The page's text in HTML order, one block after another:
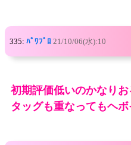
335: ﾊﾟﾜﾌﾟﾛ 21/10/06(水):10
初期評価低いのかなり
タッグも重なってもヘ